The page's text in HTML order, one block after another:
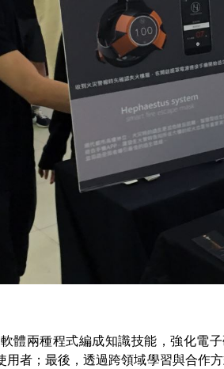
體兩種程式編成知識技能，強化電
用者；最後，透過跨領域學習與合作